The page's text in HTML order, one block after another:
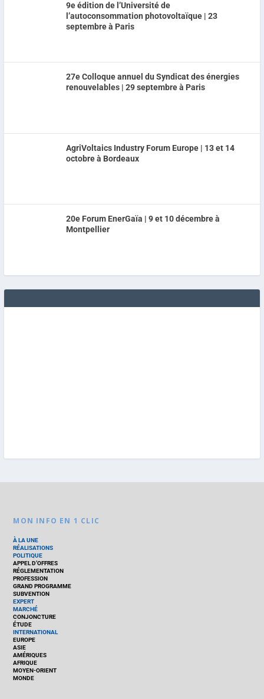
9e édition de l’Université de
l’autoconsommation photovoltaïque | 23
septembre à Paris
27e Colloque annuel du Syndicat des énergies
renouvelables | 29 septembre à Paris
AgriVoltaics Industry Forum Europe | 13 et 14
octobre à Bordeaux
20e Forum EnerGaïa | 9 et 10 décembre à
Montpellier
MON INFO EN 1 CLIC
À LA UNE
RÉALISATIONS
POLITIQUE
APPEL D’OFFRES
RÉGLEMENTATION
PROFESSION
GRAND PROGRAMME
SUBVENTION
EXPERT
MARCHÉ
CONJONCTURE
ÉTUDE
INTERNATIONAL
EUROPE
ASIE
AMÉRIQUES
AFRIQUE
MOYEN-ORIENT
MONDE